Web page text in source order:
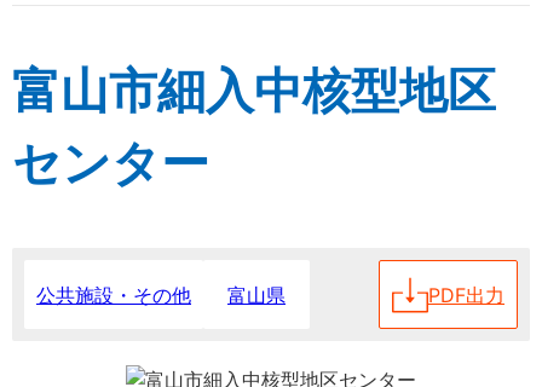
富山市細入中核型地区
センター
公共施設・その他 富山県 PDF出力